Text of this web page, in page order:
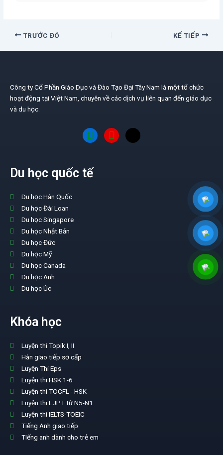
TRƯỚC ĐÓ KẾ TIẾP
Công ty Cổ Phần Giáo Dục và Đào Tạo Đại Tây Nam là một tổ chức
hoạt động tại Việt Nam, chuyên về các dịch vụ liên quan đến giáo dục
và du học.
Du học quốc tế
Du học Hàn Quốc
Du học Đài Loan
Du học Singapore
Du học Nhật Bản
Du học Đức
Du học Mỹ
Du học Canada
Du học Anh
Du học Úc
Khóa học
Luyện thi Topik I, II
Hàn giao tiếp sơ cấp
Luyện Thi Eps
Luyện thi HSK 1-6
Luyện thi TOCFL - HSK
Luyện thi LJPT từ N5-N1
Luyện thi IELTS-TOEIC
Tiếng Anh giao tiếp
Tiếng anh dành cho trẻ em